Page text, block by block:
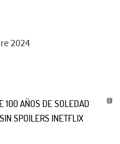
2024
100 AÑOS DE SOLEDAD
SPOILERS |NETFLIX